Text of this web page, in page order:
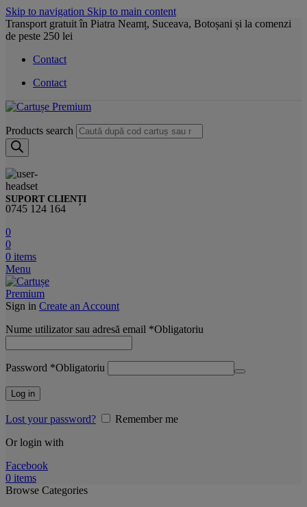
Skip to navigation Skip to main content
Transport gratuit în Piatra Neamț, Suceava, Botoșani și la comenzi
de peste 250 lei
Contact
Contact
Products search
SUPORT CLIENȚI
0745 124 164
0
0
0 items
Menu
Sign in Create an Account
Nume utilizator sau adresă email *Obligatoriu
Password *Obligatoriu
Log in
Lost your password?
Remember me
Or login with
Facebook
0 items
Browse Categories